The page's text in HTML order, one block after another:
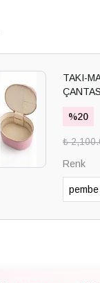
TAKI-
%20
₺
Renk